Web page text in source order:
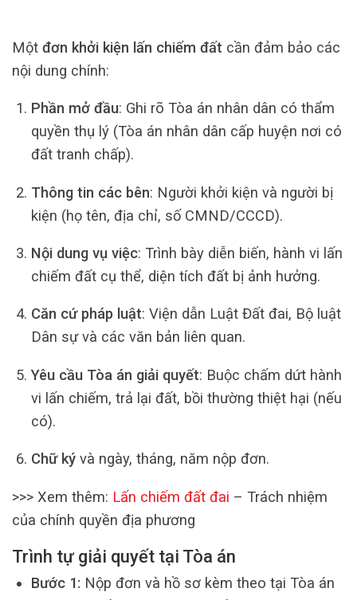
Một đơn khởi kiện lấn chiếm đất cần đảm bảo các
nội dung chính:
Phần mở đầu: Ghi rõ Tòa án nhân dân có thẩm
quyền thụ lý (Tòa án nhân dân cấp huyện nơi có
đất tranh chấp).
Thông tin các bên: Người khởi kiện và người bị
kiện (họ tên, địa chỉ, số CMND/CCCD).
Nội dung vụ việc: Trình bày diễn biến, hành vi lấn
chiếm đất cụ thể, diện tích đất bị ảnh hưởng.
Căn cứ pháp luật: Viện dẫn Luật Đất đai, Bộ luật
Dân sự và các văn bản liên quan.
Yêu cầu Tòa án giải quyết: Buộc chấm dứt hành
vi lấn chiếm, trả lại đất, bồi thường thiệt hại (nếu
có).
Chữ kývà ngày, tháng, năm nộp đơn.
>>> Xem thêm: Lấn chiếm đất đai – Trách nhiệm
của chính quyền địa phương
Trình tự giải quyết tại Tòa án
Bước 1: Nộp đơn và hồ sơ kèm theo tại Tòa án